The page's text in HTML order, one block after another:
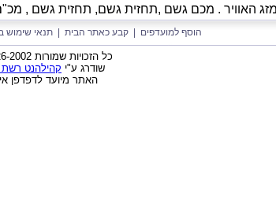
מזג האוויר . מכם גשם ,תחזית גשם, תחזית גשם ,
הוסף למועדפים קבע כאתר הבית תנאי שימוש
כל הזכויות שמורות 2026-2002 © אתר מזג האוויר בישראל בע"מ
שודרג ע"י קהילהנט רשת
האתר מיועד לדפדפן